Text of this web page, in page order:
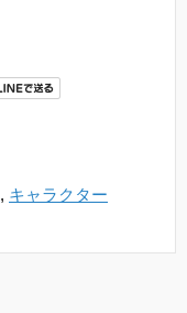
, キャラクター